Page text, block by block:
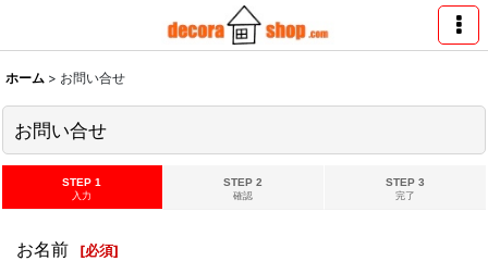
ホーム > お問い合せ
お問い合せ
STEP 1
入力
STEP 2
確認
STEP 3
完了
お名前 [必須]